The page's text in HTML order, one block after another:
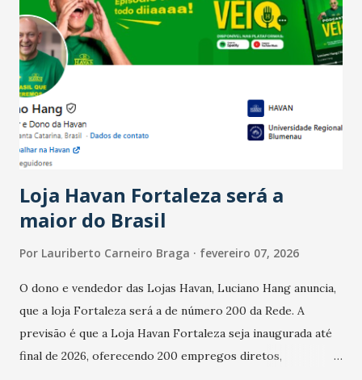
país tem a menor taxa de desemprego dos anos recentes.
Ainda segundo a Pesquisa, em novembro de 2025, 40% dos
bares e restaurantes operaram com lucro e outros 40%
registraram equilíbrio financeiro. Já o percentual de
estabelecimentos no prejuízo ficou em 19%, pouco abaixo
do observado no mês anterior. Outros 1% não existiam em
novembro. Em relação a outubro, o faturamento também
cresceu. De acordo com a pesquisa, 44% dos n...
Loja Havan Fortaleza será a
maior do Brasil
Por Lauriberto Carneiro Braga fevereiro 07, 2026
O dono e vendedor das Lojas Havan, Luciano Hang anuncia,
que a loja Fortaleza será a de número 200 da Rede. A
previsão é que a Loja Havan Fortaleza seja inaugurada até
final de 2026, oferecendo 200 empregos diretos,